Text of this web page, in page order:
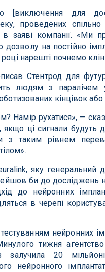
[виключення для
проведених
в заяві компанії.
дозволу на постійно
нарешті почнемо
Стентрод для
людям з паралічем
кінцівок або
Намір рухатися», —
якщо ці сигнали
з таким рівнем
яку
би до досліджень
до нейронних
в черепі
нейронних
тижня агентство
залучила 20
нейронного